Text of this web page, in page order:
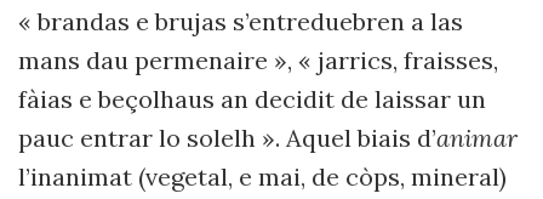
« brandas e brujas s’entreduebren a las
mans dau permenaire », « jarrics, fraisses,
fàias e beçolhaus an decidit de laissar un
pauc entrar lo solelh ». Aquel biais d’animar
l’inanimat (vegetal, e mai, de còps, mineral)